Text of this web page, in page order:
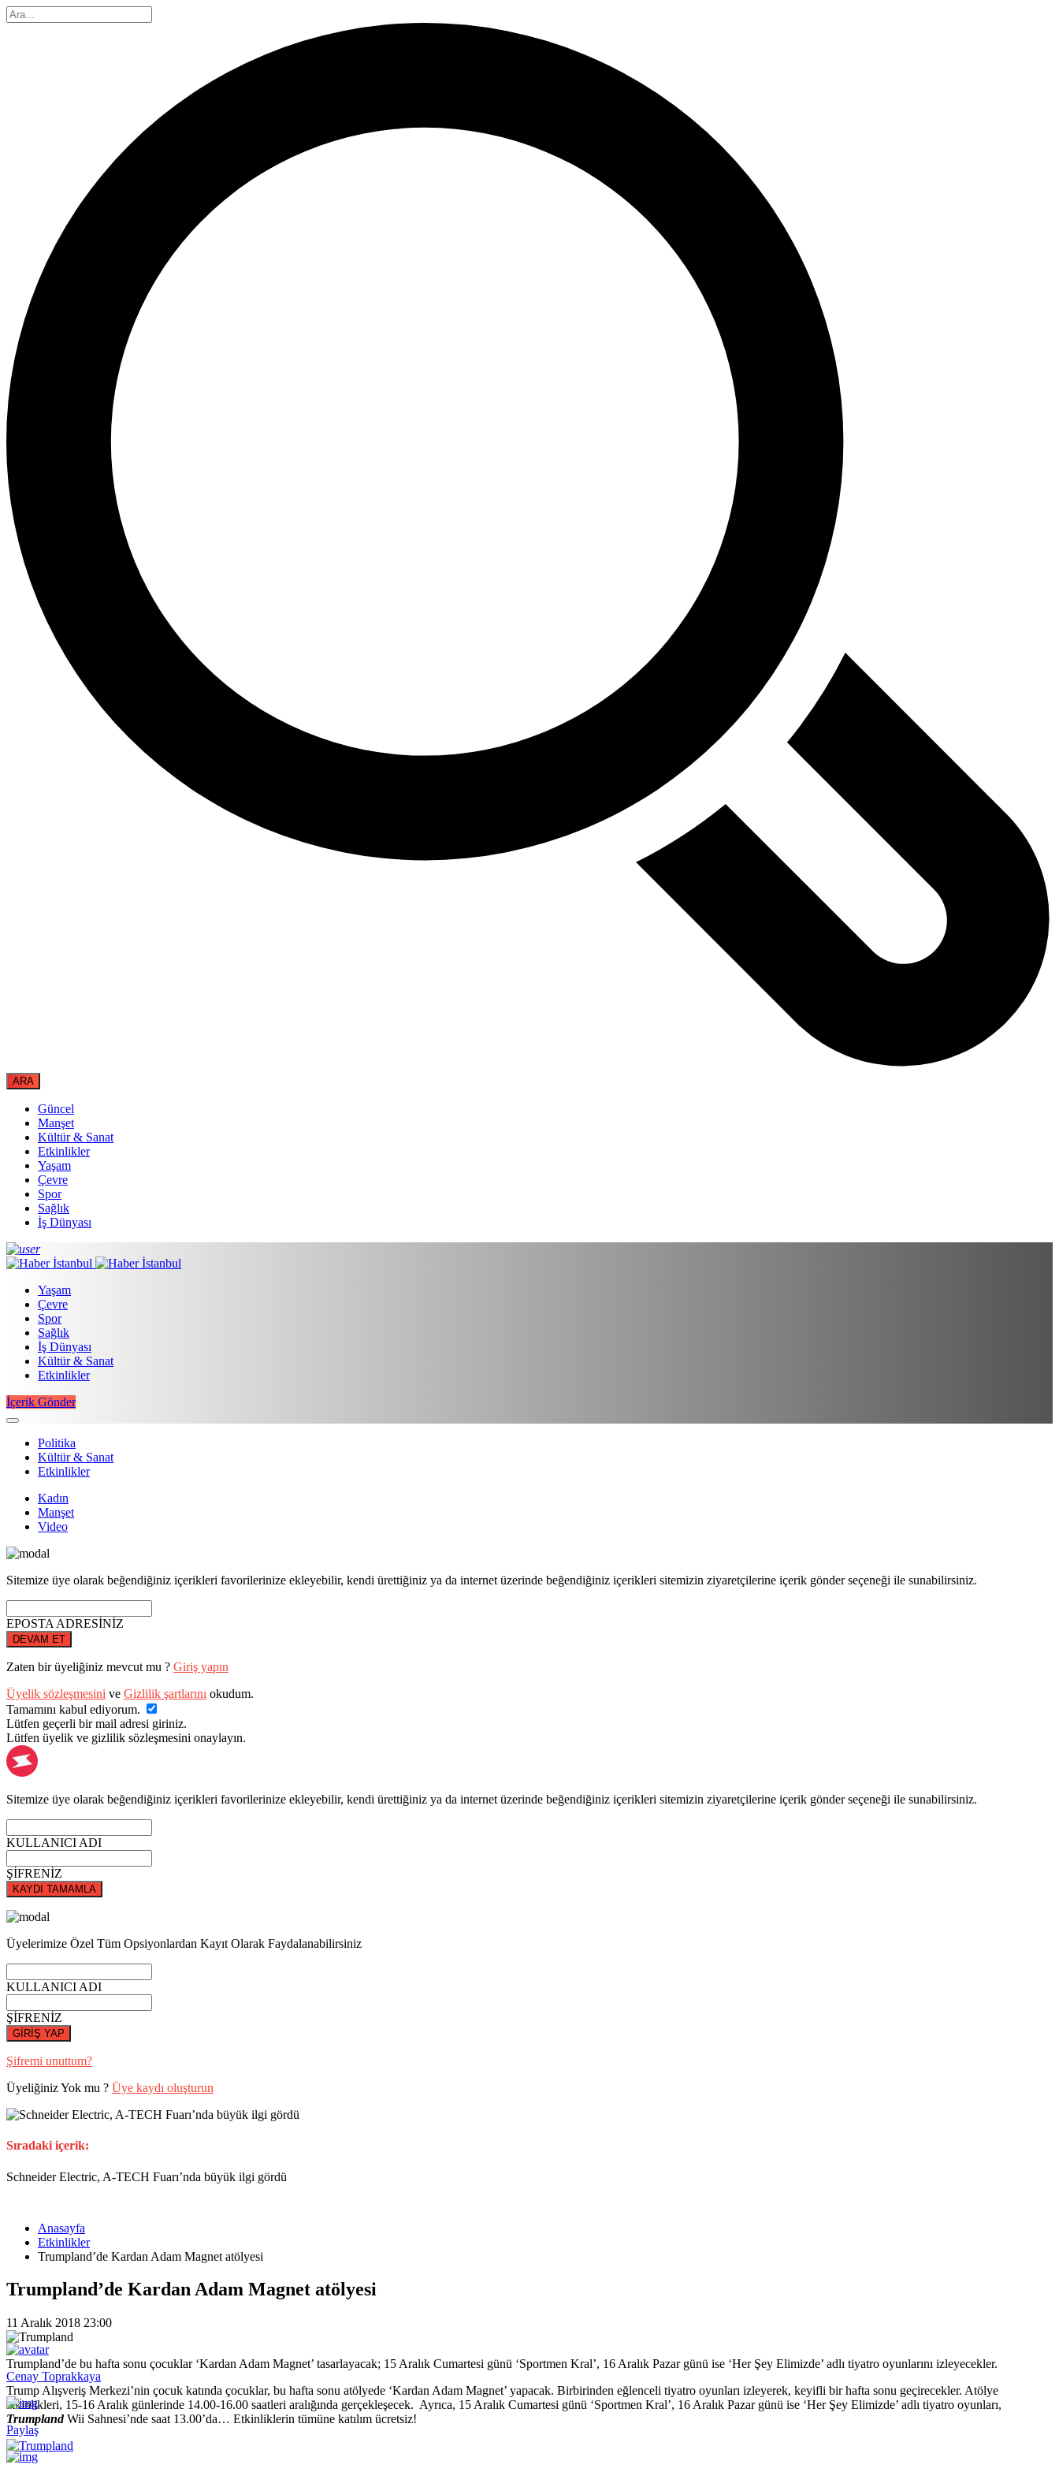
Güncel
Manşet
Kültür & Sanat
Etkinlikler
Yaşam
Çevre
Spor
Sağlık
İş Dünyası
Yaşam
Çevre
Spor
Sağlık
İş Dünyası
Kültür & Sanat
Etkinlikler
İçerik Gönder
Politika
Kültür & Sanat
Etkinlikler
Kadın
Manşet
Video
Sitemize üye olarak beğendiğiniz içerikleri favorilerinize ekleyebilir, kendi ürettiğiniz ya da internet üzerinde beğendiğiniz içerikleri sitemizin ziyaretçilerine içerik gönder seçeneği ile sunabilirsiniz.
EPOSTA ADRESİNİZ
DEVAM ET
Zaten bir üyeliğiniz mevcut mu ? Giriş yapın
Üyelik sözleşmesini ve Gizlilik şartlarını okudum.
Tamamını kabul ediyorum.
Lütfen geçerli bir mail adresi giriniz.
Lütfen üyelik ve gizlilik sözleşmesini onaylayın.
Sitemize üye olarak beğendiğiniz içerikleri favorilerinize ekleyebilir, kendi ürettiğiniz ya da internet üzerinde beğendiğiniz içerikleri sitemizin ziyaretçilerine içerik gönder seçeneği ile sunabilirsiniz.
KULLANICI ADI
ŞİFRENİZ
KAYDI TAMAMLA
Üyelerimize Özel Tüm Opsiyonlardan Kayıt Olarak Faydalanabilirsiniz
KULLANICI ADI
ŞİFRENİZ
GİRİŞ YAP
Şifremi unuttum?
Üyeliğiniz Yok mu ? Üye kaydı oluşturun
Sıradaki içerik:
Schneider Electric, A-TECH Fuarı’nda büyük ilgi gördü
Anasayfa
Etkinlikler
Trumpland’de Kardan Adam Magnet atölyesi
Trumpland’de Kardan Adam Magnet atölyesi
11 Aralık 2018 23:00
Cenay Toprakkaya
Paylaş
Trumpland’de bu hafta sonu çocuklar ‘Kardan Adam Magnet’ tasarlayacak; 15 Aralık Cumartesi günü ‘Sportmen Kral’, 16 Aralık Pazar günü ise ‘Her Şey Elimizde’ adlı tiyatro oyunlarını izleyecekler.
Trump Alışveriş Merkezi’nin çocuk katında çocuklar, bu hafta sonu atölyede ‘Kardan Adam Magnet’ yapacak. Birbirinden eğlenceli tiyatro oyunları izleyerek, keyifli bir hafta sonu geçirecekler. Atölye
etkinlikleri, 15-16 Aralık günlerinde 14.00-16.00 saatleri aralığında gerçekleşecek. Ayrıca, 15 Aralık Cumartesi günü ‘Sportmen Kral’, 16 Aralık Pazar günü ise ‘Her Şey Elimizde’ adlı tiyatro oyunları,
TrumplandWii Sahnesi’nde saat 13.00’da… Etkinliklerin tümüne katılım ücretsiz!